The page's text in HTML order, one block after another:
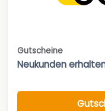
Gutscheine
Neukunden